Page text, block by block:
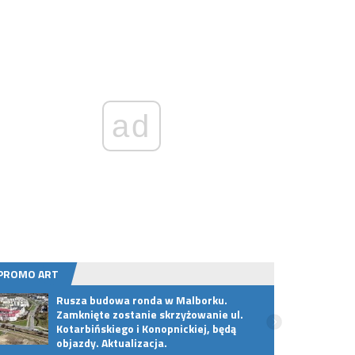
ad
ART
Rusza budowa ronda w Malborku.
Zamknięte zostanie skrzyżowanie ul.
Kotarbińskiego i Konopnickiej, będą
objazdy. Aktualizacja.